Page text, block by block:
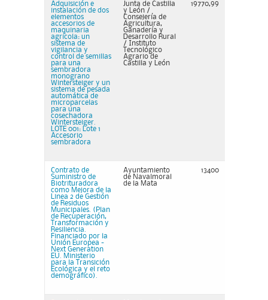
Adquisición e
instalación de dos
elementos
accesorios de
maquinaria
agrícola: un
sistema de
vigilancia y
control de semillas
para una
sembradora
monograno
Wintersteiger y un
sistema de pesada
automática de
microparcelas
para una
cosechadora
Wintersteiger.
LOTE 001: Lote 1
Accesorio
sembradora
Junta de Castilla
y León /
Consejería de
Agricultura,
Ganadería y
Desarrollo Rural
/ Instituto
Tecnológico
Agrario de
Castilla y León
19770,99
Contrato de
Suministro de
Biotrituradora
como Mejora de la
Linea 2 de Gestión
de Residuos
Municipales. (Plan
de Recuperación,
Transformación y
Resiliencia.
Financiado por la
Unión Europea -
Next Generation
EU. Ministerio
para la Transición
Ecológica y el reto
demográfico).
Ayuntamiento
de Navalmoral
de la Mata
13400